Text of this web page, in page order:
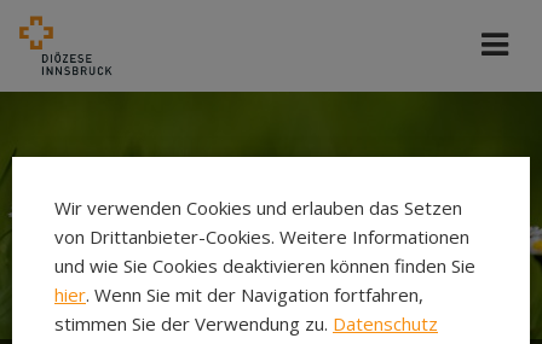
Wir verwenden Cookies und erlauben das Setzen
von Drittanbieter-Cookies. Weitere Informationen
und wie Sie Cookies deaktivieren können finden Sie
hier. Wenn Sie mit der Navigation fortfahren,
stimmen Sie der Verwendung zu. Datenschutz